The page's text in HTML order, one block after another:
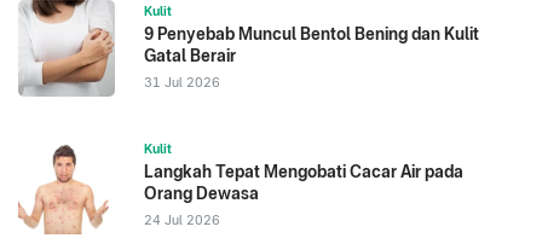
Kulit
9 Penyebab Muncul Bentol Bening dan Kulit
Gatal Berair
31 Jul 2026
Kulit
Langkah Tepat Mengobati Cacar Air pada
Orang Dewasa
24 Jul 2026